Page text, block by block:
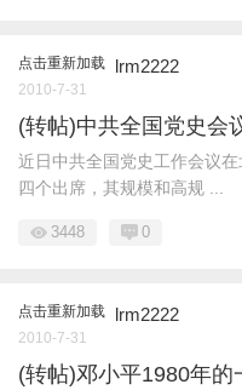
点击重新加载 lrm2222
2010-7-31
(转帖)中共全国党史会
近日中共全国党史工作会议
四个出席，其规模和高规 ...
3448 0
点击重新加载 lrm2222
2010-7-31
(转帖)邓小平1980年的